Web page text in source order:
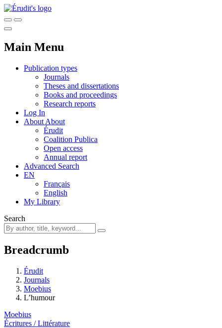
Main Menu
Publication types
Journals
Theses and dissertations
Books and proceedings
Research reports
Log In
About About
Érudit
Coalition Publica
Open access
Annual report
Advanced Search
EN
Français
English
My Library
Search
Breadcrumb
Érudit
Journals
Moebius
L’humour
Moebius
Écritures / Littérature